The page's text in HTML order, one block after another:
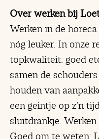
Over werken bij
Werken in de
nóg leuker. In onze
topkwaliteit: goed
samen de
houden van
een geintje op z’n
sluitdrankje.
Goed om te weten: